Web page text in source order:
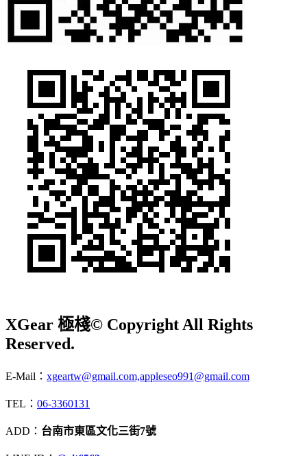
XGear 極棧© Copyright All Rights
Reserved.
E-Mail： xgeartw@gmail.com,appleseo991@gmail.com
TEL： 06-3360131
ADD： 台南市東區文化三街7號